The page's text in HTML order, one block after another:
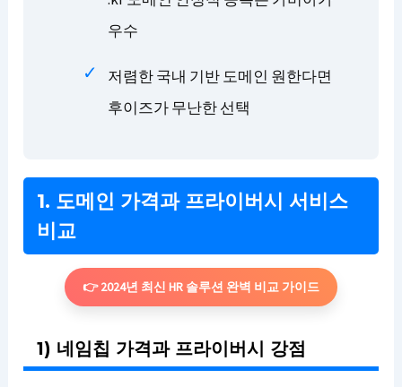
우수
저렴한 국내 기반 도메인 원한다면
후이즈가 무난한 선택
1. 도메인 가격과 프라이버시 서비스
비교
👉 2024년 최신 HR 솔루션 완벽 비교 가이드
1) 네임칩 가격과 프라이버시 강점